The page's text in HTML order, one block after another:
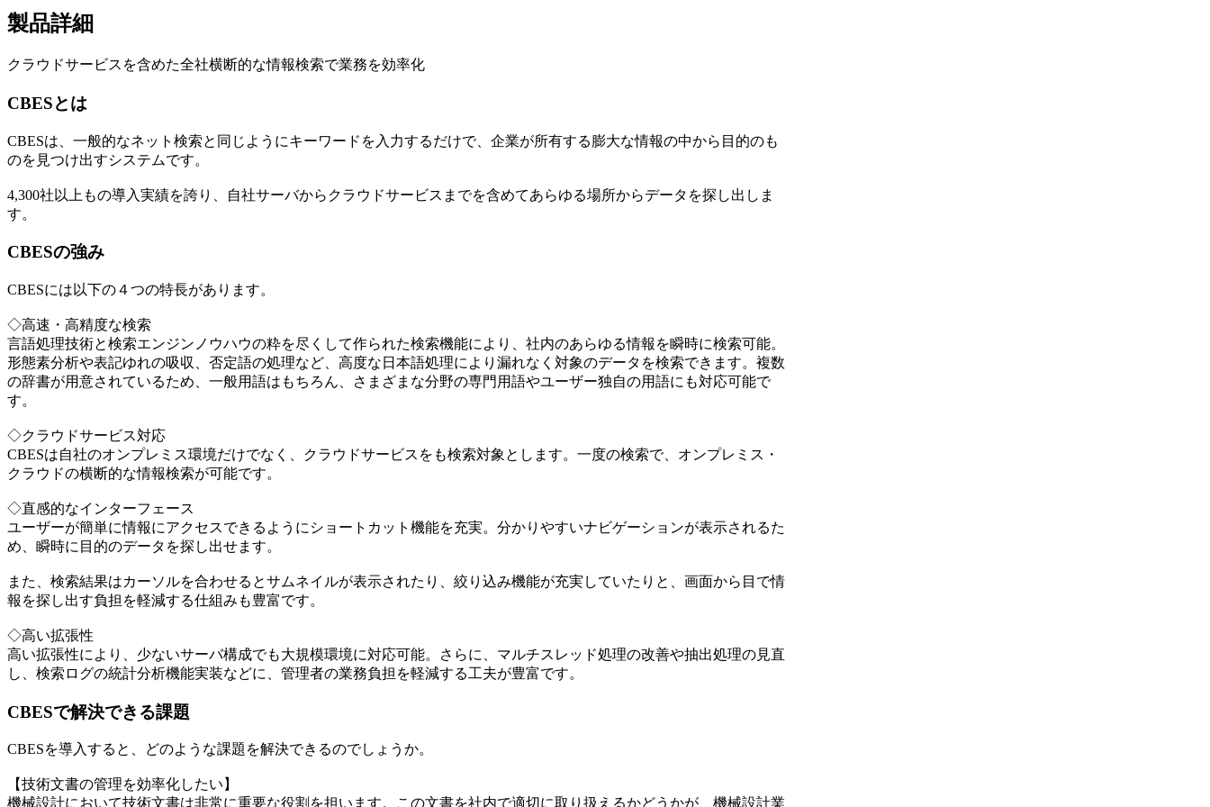
製品詳細
クラウドサービスを含めた全社横断的な情報検索で業務を効率化
CBESとは
CBESは、一般的なネット検索と同じようにキーワードを入力するだけで、企業が所有する膨大な情報の中から目的のも
のを見つけ出すシステムです。
4,300社以上もの導入実績を誇り、自社サーバからクラウドサービスまでを含めてあらゆる場所からデータを探し出しま
す。
CBESの強み
CBESには以下の４つの特長があります。
◇高速・高精度な検索
言語処理技術と検索エンジンノウハウの粋を尽くして作られた検索機能により、社内のあらゆる情報を瞬時に検索可能。
形態素分析や表記ゆれの吸収、否定語の処理など、高度な日本語処理により漏れなく対象のデータを検索できます。複数
の辞書が用意されているため、一般用語はもちろん、さまざまな分野の専門用語やユーザー独自の用語にも対応可能で
す。
◇クラウドサービス対応
CBESは自社のオンプレミス環境だけでなく、クラウドサービスをも検索対象とします。一度の検索で、オンプレミス・
クラウドの横断的な情報検索が可能です。
◇直感的なインターフェース
ユーザーが簡単に情報にアクセスできるようにショートカット機能を充実。分かりやすいナビゲーションが表示されるた
め、瞬時に目的のデータを探し出せます。
また、検索結果はカーソルを合わせるとサムネイルが表示されたり、絞り込み機能が充実していたりと、画面から目で情
報を探し出す負担を軽減する仕組みも豊富です。
◇高い拡張性
高い拡張性により、少ないサーバ構成でも大規模環境に対応可能。さらに、マルチスレッド処理の改善や抽出処理の見直
し、検索ログの統計分析機能実装などに、管理者の業務負担を軽減する工夫が豊富です。
CBESで解決できる課題
CBESを導入すると、どのような課題を解決できるのでしょうか。
【技術文書の管理を効率化したい】
機械設計において技術文書は非常に重要な役割を担います。この文書を社内で適切に取り扱えるかどうかが、機械設計業